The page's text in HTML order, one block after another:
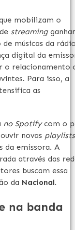
mobilizam o
streaming
de músicas da
digital da
o relacionamento
Para isso, a
as
no Spotifycom o
novas playlists
da emissora. A
através das
buscam essa
da Nacional.
na banda